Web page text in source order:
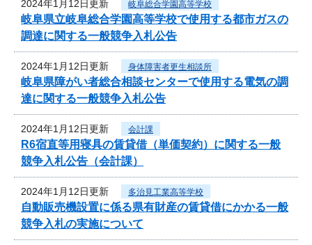
2024年1月12日更新 岐阜総合学園高等学校
岐阜県立岐阜総合学園高等学校で使用する都市ガスの
調達に関する一般競争入札公告
2024年1月12日更新 身体障害者更生相談所
岐阜県障がい者総合相談センターで使用する電気の調
達に関する一般競争入札公告
2024年1月12日更新 会計課
R6宿直等用寝具の賃貸借（単価契約）に関する一般
競争入札公告（会計課）
2024年1月12日更新 多治見工業高等学校
自動販売機設置に係る県有財産の賃貸借にかかる一般
競争入札の実施について